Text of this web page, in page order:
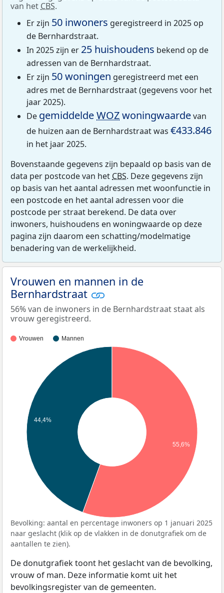
van het CBS.
Er zijn 50 inwoners geregistreerd in 2025 op
de Bernhardstraat.
In 2025 zijn er 25 huishoudens bekend op de
adressen van de Bernhardstraat.
Er zijn 50 woningen geregistreerd met een
adres met de Bernhardstraat (gegevens voor het
jaar 2025).
De gemiddeldeWOZwoningwaardevan
de huizen aan de Bernhardstraat was €433.846
in het jaar 2025.
Bovenstaande gegevens zijn bepaald op basis van de
data per postcode van het CBS. Deze gegevens zijn
op basis van het aantal adressen met woonfunctie in
een postcode en het aantal adressen voor die
postcode per straat berekend. De data over
inwoners, huishoudens en woningwaarde op deze
pagina zijn daarom een schatting/modelmatige
benadering van de werkelijkheid.
Vrouwen en mannen in de
Bernhardstraat
56% van de inwoners in de Bernhardstraat staat als
vrouw geregistreerd.
Vrouwen Mannen
44,4%
55,6%
Bevolking: aantal en percentage inwoners op 1 januari 2025
naar geslacht (klik op de vlakken in de donutgrafiek om de
aantallen te zien).
De donutgrafiek toont het geslacht van de bevolking,
vrouw of man. Deze informatie komt uit het
bevolkingsregister van de gemeenten.